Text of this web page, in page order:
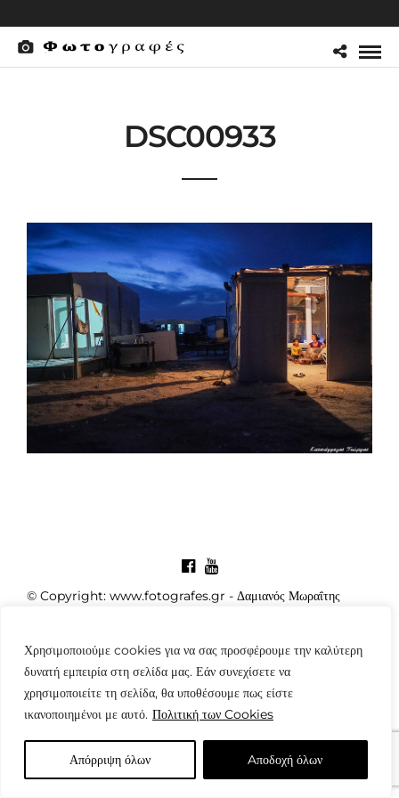
Χρησιμοποιούμε cookies για να σας προσφέρουμε την καλύτερη
δυνατή εμπειρία στη σελίδα μας. Εάν συνεχίσετε να
χρησιμοποιείτε τη σελίδα, θα υποθέσουμε πως είστε
ικανοποιημένοι με αυτό. Πολιτική των Cookies
Απόρριψη όλων Aποδοχή όλων
DSC00933
© Copyright: www.fotografes.gr - Δαμιανός Μωραΐτης